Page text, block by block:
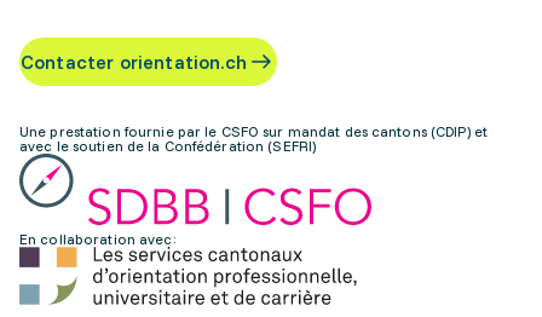
Contacter orientation.ch
Une prestation fournie par le CSFO sur mandat des cantons (CDIP) et
avec le soutien de la Confédération (SEFRI)
En collaboration avec: